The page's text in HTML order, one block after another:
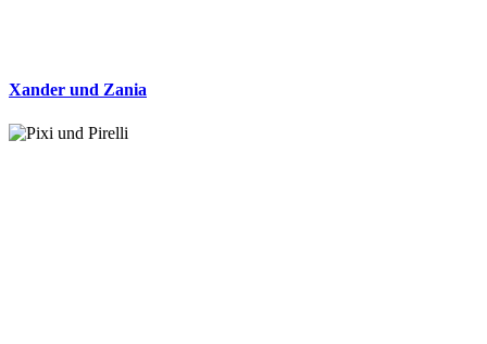
Xander und Zania